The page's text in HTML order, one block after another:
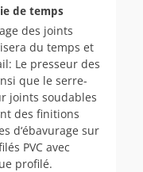
de temps
des joints
du temps et
Le presseur des
que le serre-
joints souda­bles
des finitions
d‘ébavurage sur
PVC avec
profilé.